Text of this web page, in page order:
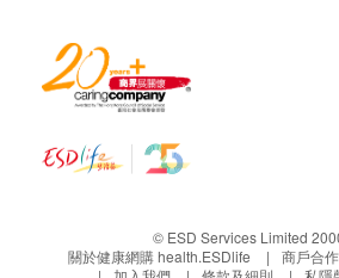
© ESD Services Limited
關於健康網購 health.ESDlife
商戶合